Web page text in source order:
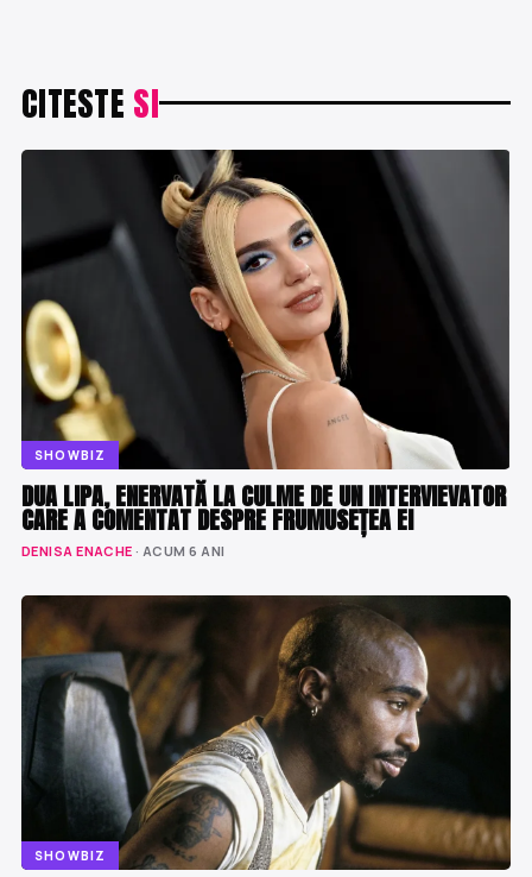
CITESTE SI
SHOWBIZ
DUA LIPA, ENERVATĂ LA CULME DE UN INTERVIEVATOR
CARE A COMENTAT DESPRE FRUMUSEȚEA EI
DENISA ENACHE · ACUM 6 ANI
SHOWBIZ